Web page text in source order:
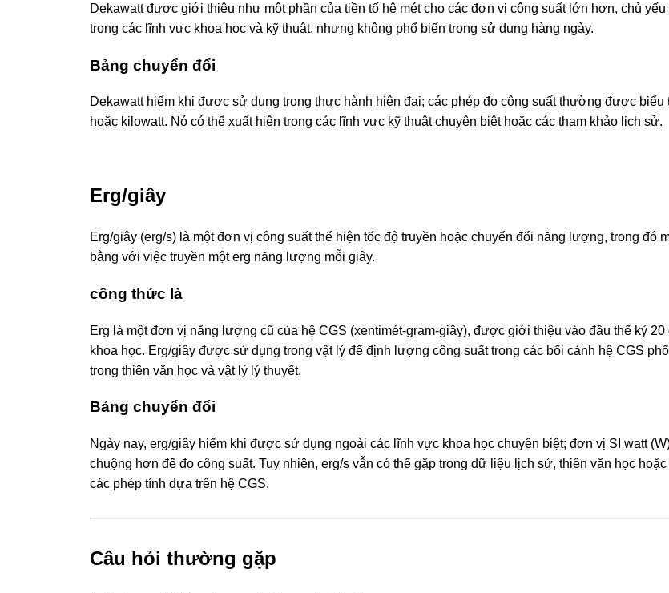
Dekawatt được giới thiệu như một phần của tiền tố hệ mét cho các đơn vị công suất lớn hơn, chủ
trong các lĩnh vực khoa học và kỹ thuật, nhưng không phổ biến trong sử dụng hàng ngày.
Bảng chuyển đổi
Dekawatt hiếm khi được sử dụng trong thực hành hiện đại; các phép đo công suất thường được biểu
hoặc kilowatt. Nó có thể xuất hiện trong các lĩnh vực kỹ thuật chuyên biệt hoặc các tham khảo lịch sử.
Erg/giây
Erg/giây (erg/s) là một đơn vị công suất thể hiện tốc độ truyền hoặc chuyển đổi năng lượng, trong đó
bằng với việc truyền một erg năng lượng mỗi giây.
công thức là
Erg là một đơn vị năng lượng cũ của hệ CGS (xentimét-gram-giây), được giới thiệu vào đầu thế kỷ 20
khoa học. Erg/giây được sử dụng trong vật lý để định lượng công suất trong các bối cảnh hệ CGS
trong thiên văn học và vật lý lý thuyết.
Bảng chuyển đổi
Ngày nay, erg/giây hiếm khi được sử dụng ngoài các lĩnh vực khoa học chuyên biệt; đơn vị SI watt
chuộng hơn để đo công suất. Tuy nhiên, erg/s vẫn có thể gặp trong dữ liệu lịch sử, thiên văn học
các phép tính dựa trên hệ CGS.
Câu hỏi thường gặp